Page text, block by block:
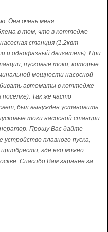
Она очень меня
в том, что в коттедже
станция (1.2квт
и однофазный двигатель). При
пусковые токи, которые
мощности насосной
автоматы в коттедже
поселке). Так же часто
был вынужден установить
токи насосной станции
Прошу Вас дайте
плавного пуска,
где его можно
Спасибо Вам заранее за